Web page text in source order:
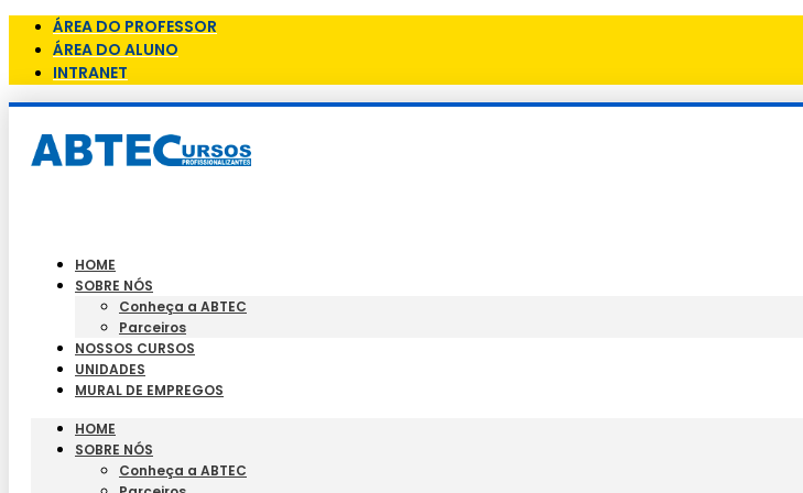
ÁREA DO PROFESSOR
ÁREA DO ALUNO
INTRANET
HOME
SOBRE NÓS
Conheça a ABTEC
Parceiros
NOSSOS CURSOS
UNIDADES
MURAL DE EMPREGOS
HOME
SOBRE NÓS
Conheça a ABTEC